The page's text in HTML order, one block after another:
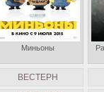
ВЕСТЕРН
Миньоны